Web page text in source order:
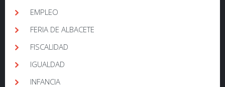
EMPLEO
FERIA DE ALBACETE
FISCALIDAD
IGUALDAD
INFANCIA